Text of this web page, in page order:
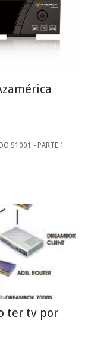
S1001 - PARTE 1
ter tv por